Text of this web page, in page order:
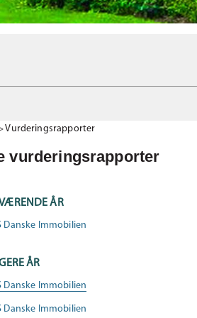
Vurderingsrapporter
vurderingsrapporter
ÅR
Danske Immobilien
ÅR
Danske Immobilien
Danske Immobilien